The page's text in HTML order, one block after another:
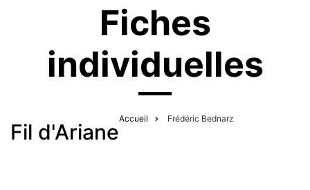
Fiches
individuelles
Fil d'Ariane
Accueil Frédéric Bednarz